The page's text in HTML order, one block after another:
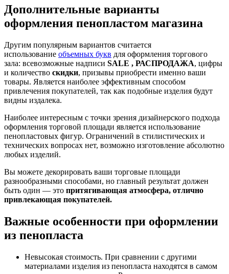
Дополнительные варианты
оформления пенопластом магазина
Другим популярным вариантов считается
использование объемных букв для оформления торгового
зала: всевозможные надписи SALE , РАСПРОДАЖА, цифры
и количество скидки, призывы приобрести именно ваши
товары. Является наиболее эффективным способом
привлечения покупателей, так как подобные изделия будут
видны издалека.
Наиболее интересным с точки зрения дизайнерского подхода
оформления торговой площади является использование
пенопластовых фигур. Ограничений в стилистических и
технических вопросах нет, возможно изготовление абсолютно
любых изделий.
Вы можете декорировать ваши торговые площади
разнообразными способами, но главный результат должен
быть один — это притягивающая атмосфера, отлично
привлекающая покупателей.
Важные особенности при оформлении
из пенопласта
Невысокая стоимость. При сравнении с другими
материалами изделия из пенопласта находятся в самом